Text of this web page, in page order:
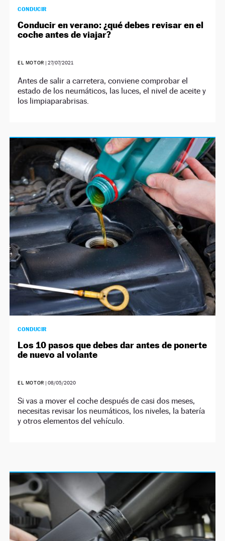
CONDUCIR
Conducir en verano: ¿qué debes revisar en el
coche antes de viajar?
EL MOTOR | 27/07/2021
Antes de salir a carretera, conviene comprobar el
estado de los neumáticos, las luces, el nivel de aceite y
los limpiaparabrisas.
CONDUCIR
Los 10 pasos que debes dar antes de ponerte
de nuevo al volante
EL MOTOR | 08/05/2020
Si vas a mover el coche después de casi dos meses,
necesitas revisar los neumáticos, los niveles, la batería
y otros elementos del vehículo.